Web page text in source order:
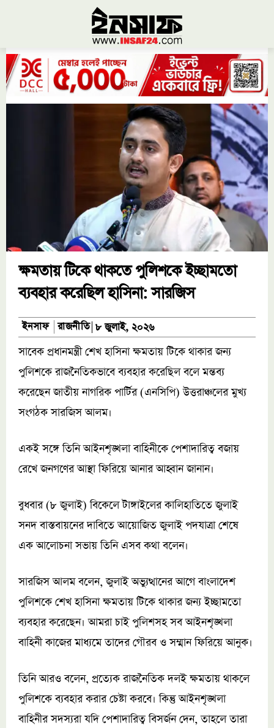
ক্ষমতায় টিকে থাকতে পুলিশকে ইচ্ছামতো
ব্যবহার করেছিল হাসিনা: সারজিস
ইনসাফ রাজনীতি ৮ জুলাই, ২০২৬
সাবেক প্রধানমন্ত্রী শেখ হাসিনা ক্ষমতায় টিকে থাকার জন্য
পুলিশকে রাজনৈতিকভাবে ব্যবহার করেছিল বলে মন্তব্য
করেছেন জাতীয় নাগরিক পার্টির (এনসিপি) উত্তরাঞ্চলের মুখ্য
সংগঠক সারজিস আলম।
একই সঙ্গে তিনি আইনশৃঙ্খলা বাহিনীকে পেশাদারিত্ব বজায়
রেখে জনগণের আস্থা ফিরিয়ে আনার আহ্বান জানান।
বুধবার (৮ জুলাই) বিকেলে টাঙ্গাইলের কালিহাতিতে জুলাই
সনদ বাস্তবায়নের দাবিতে আয়োজিত জুলাই পদযাত্রা শেষে
এক আলোচনা সভায় তিনি এসব কথা বলেন।
সারজিস আলম বলেন, জুলাই অভ্যুত্থানের আগে বাংলাদেশ
পুলিশকে শেখ হাসিনা ক্ষমতায় টিকে থাকার জন্য ইচ্ছামতো
ব্যবহার করেছেন। আমরা চাই পুলিশসহ সব আইনশৃঙ্খলা
বাহিনী কাজের মাধ্যমে তাদের গৌরব ও সম্মান ফিরিয়ে আনুক।
তিনি আরও বলেন, প্রত্যেক রাজনৈতিক দলই ক্ষমতায় থাকলে
পুলিশকে ব্যবহার করার চেষ্টা করবে। কিন্তু আইনশৃঙ্খলা
বাহিনীর সদস্যরা যদি পেশাদারিত্ব বিসর্জন দেন, তাহলে তারা